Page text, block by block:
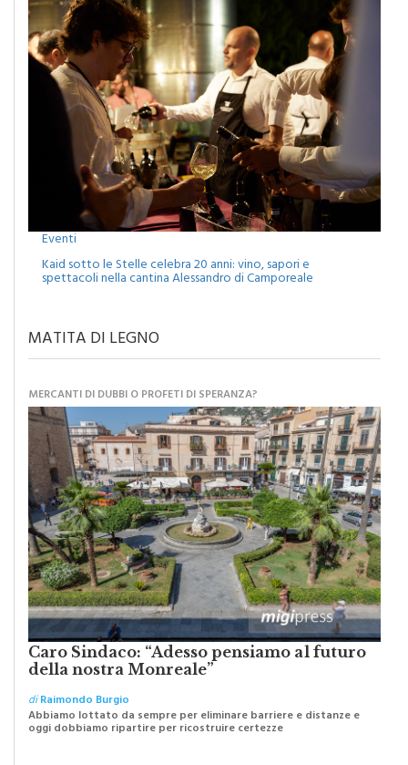
Eventi
Kaid sotto le Stelle celebra 20 anni: vino, sapori e
spettacoli nella cantina Alessandro di Camporeale
MATITA DI LEGNO
MERCANTI DI DUBBI O PROFETI DI SPERANZA?
Caro Sindaco: “Adesso pensiamo al futuro
della nostra Monreale”
diRaimondo Burgio
Abbiamo lottato da sempre per eliminare barriere e distanze e
oggi dobbiamo ripartire per ricostruire certezze